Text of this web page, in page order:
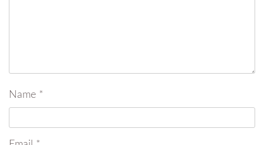
Name *